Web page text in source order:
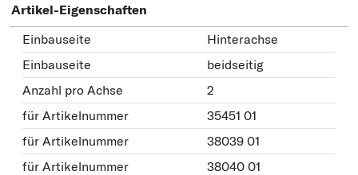
Artikel-Eigenschaften
Einbauseite
Hinterachse
Einbauseite
beidseitig
Anzahl pro Achse
2
für Artikelnummer
35451 01
für Artikelnummer
38039 01
für Artikelnummer
38040 01